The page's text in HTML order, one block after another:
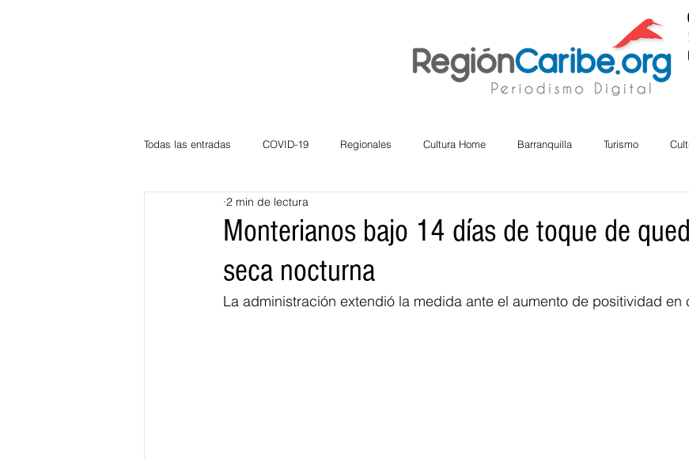
Todas las entradas COVID-19 Regionales Cultura Home Barranquilla Turismo
Atlántico
Bloggeros Hermanos Mayores
Monterianos bajo 14 días de toque de
seca nocturna
2 min de lectura
La administración extendió la medida ante el aumento de positividad en